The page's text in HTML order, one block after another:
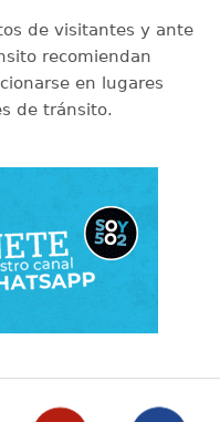
de visitantes y ante
recomiendan
en lugares
de tránsito.